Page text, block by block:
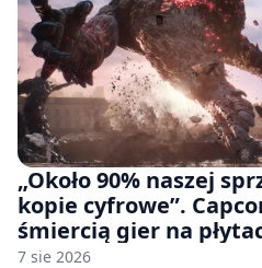
„Około 90% naszej
kopie cyfrowe”.
śmiercią gier na
7 sie 2026